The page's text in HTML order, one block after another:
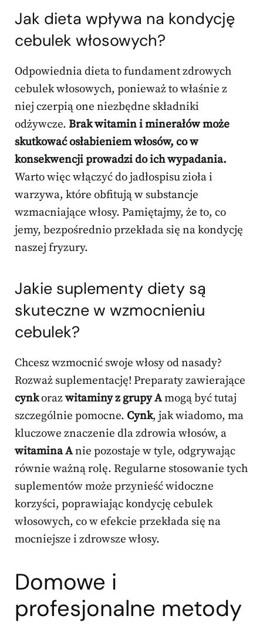
Jak dieta wpływa na kondycję
cebulek włosowych?
Odpowiednia dieta to fundament zdrowych
cebulek włosowych, ponieważ to właśnie z
niej czerpią one niezbędne składniki
odżywcze. Brak witamin i minerałów może
skutkować osłabieniem włosów, co w
konsekwencji prowadzi do ich wypadania.
Warto więc włączyć do jadłospisu zioła i
warzywa, które obfitują w substancje
wzmacniające włosy. Pamiętajmy, że to, co
jemy, bezpośrednio przekłada się na kondycję
naszej fryzury.
Jakie suplementy diety są
skuteczne w wzmocnieniu
cebulek?
Chcesz wzmocnić swoje włosy od nasady?
Rozważ suplementację! Preparaty zawierające
cynkorazwitaminy z grupy Amogą być tutaj
szczególnie pomocne. Cynk, jak wiadomo, ma
kluczowe znaczenie dla zdrowia włosów, a
witamina Anie pozostaje w tyle, odgrywając
równie ważną rolę. Regularne stosowanie tych
suplementów może przynieść widoczne
korzyści, poprawiając kondycję cebulek
włosowych, co w efekcie przekłada się na
mocniejsze i zdrowsze włosy.
Domowe i
profesjonalne metody